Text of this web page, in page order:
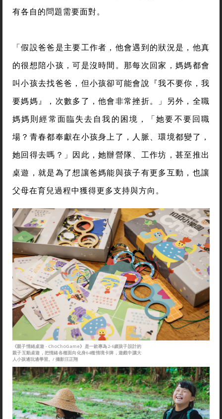
有各自的問題需要面對。
「假設爸爸是主要工作者，他會遇到的狀況是，他真
的很想陪小孩，可是沒時間。那每次回家，媽媽都會
叫小孩去找爸爸，但小孩卻可能會說『我不要你，我
要媽媽』，次數多了，他會非常挫折。」另外，全職
媽媽則經常面臨失去自我的困境，「她要不要回職
場？青春都奉獻在小孩身上了，人脈、環境都變了，
她回得去嗎？」因此，她辦營隊、工作坊，甚至推出
桌遊，就是為了想讓爸媽能與孩子有更多互動，也讓
父母在育兒過程中獲得更多支持與方向。
《親子情緒桌遊 - ChoChoGame》是一款專為2-6歲孩子設計的
親子互動桌遊，把情緒各種面向化身64種情境卡牌，遊戲中讓大
人小孩邊玩邊學習。/ 攝影汪正翔